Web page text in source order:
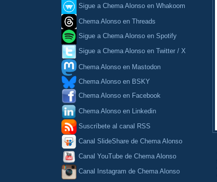
Sigue a Chema Alonso en Whakoom
Chema Alonso en Threads
Sigue a Chema Alonso en Spotify
Sigue a Chema Alonso en Twitter / X
Chema Alonso en Mastodon
Chema Alonso en BSKY
Chema Alonso en Facebook
Chema Alonso en Linkedin
Suscríbete al canal RSS
Canal SlideShare de Chema Alonso
Canal YouTube de Chema Alonso
Canal Instagram de Chema Alonso